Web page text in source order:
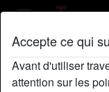
Accepte ce qui
Avant d'utiliser
attention sur les
Profil de